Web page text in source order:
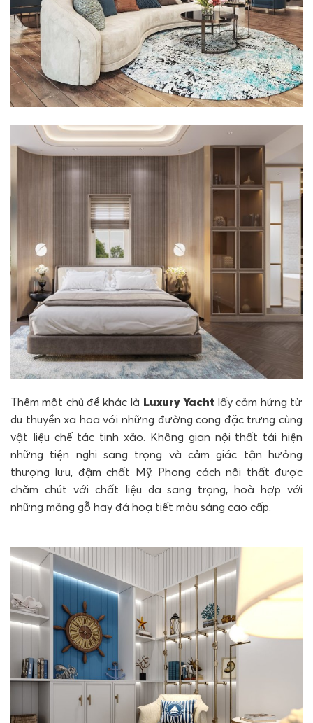
Thêm một chủ đề khác là Luxury Yacht lấy cảm hứng từ
du thuyền xa hoa với những đường cong đặc trưng cùng
vật liệu chế tác tinh xảo. Không gian nội thất tái hiện
những tiện nghi sang trọng và cảm giác tận hưởng
thượng lưu, đậm chất Mỹ. Phong cách nội thất được
chăm chút với chất liệu da sang trọng, hoà hợp với
những mảng gỗ hay đá hoạ tiết màu sáng cao cấp.